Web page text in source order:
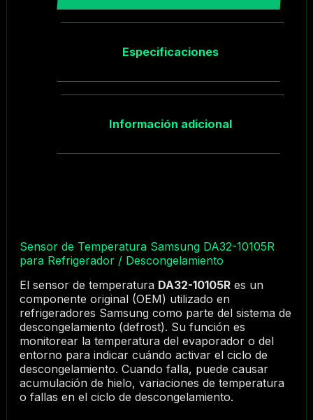
Especificaciones
Información adicional
Sensor de Temperatura Samsung DA32-10105R
para Refrigerador / Descongelamiento
El sensor de temperatura DA32-10105Res un
componente original (OEM) utilizado en
refrigeradores Samsung como parte del sistema de
descongelamiento (defrost). Su función es
monitorear la temperatura del evaporador o del
entorno para indicar cuándo activar el ciclo de
descongelamiento. Cuando falla, puede causar
acumulación de hielo, variaciones de temperatura
o fallas en el ciclo de descongelamiento.